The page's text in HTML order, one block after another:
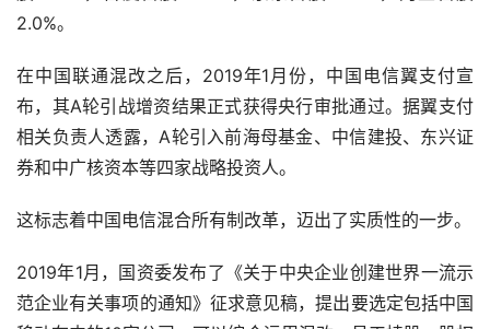
2.0%。
在中国联通混改之后，2019年1月份，中国电信翼支付宣
布，其A轮引战增资结果正式获得央行审批通过。据翼支付
相关负责人透露，A轮引入前海母基金、中信建投、东兴证
券和中广核资本等四家战略投资人。
这标志着中国电信混合所有制改革，迈出了实质性的一步。
2019年1月，国资委发布了《关于中央企业创建世界一流示
范企业有关事项的通知》征求意见稿，提出要选定包括中国